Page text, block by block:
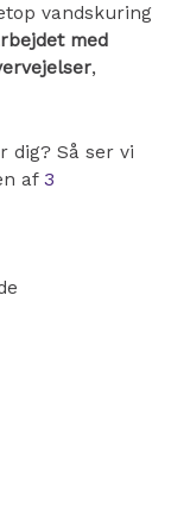
vandskuring
med
,
dig? Så ser vi
af 3